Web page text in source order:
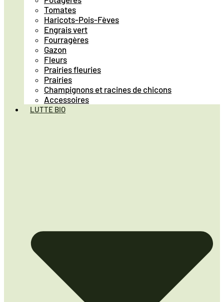
Tomates
Haricots-Pois-Fèves
Engrais vert
Fourragères
Gazon
Fleurs
Prairies fleuries
Prairies
Champignons et racines de chicons
Accessoires
LUTTE BIO